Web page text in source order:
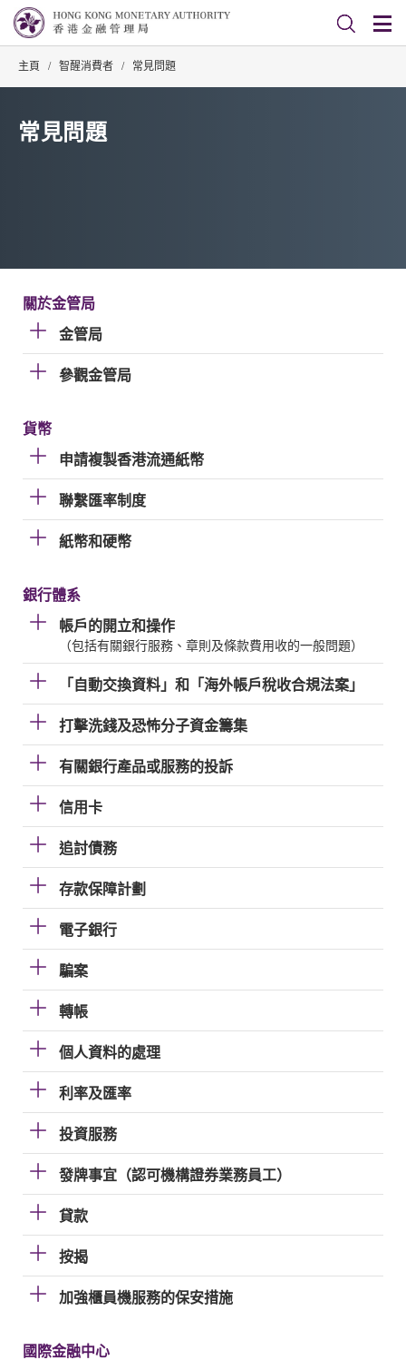
主頁 / 智醒消費者 / 常見問題
常見問題
關於金管局
金管局
參觀金管局
貨幣
申請複製香港流通紙幣
聯繫匯率制度
紙幣和硬幣
銀行體系
帳戶的開立和操作
（包括有關銀行服務、章則及條款費用收的一般問題）
「自動交換資料」和「海外帳戶稅收合規法案」
打擊洗錢及恐怖分子資金籌集
有關銀行產品或服務的投訴
信用卡
追討債務
存款保障計劃
電子銀行
騙案
轉帳
個人資料的處理
利率及匯率
投資服務
發牌事宜（認可機構證券業務員工）
貸款
按揭
加強櫃員機服務的保安措施
國際金融中心